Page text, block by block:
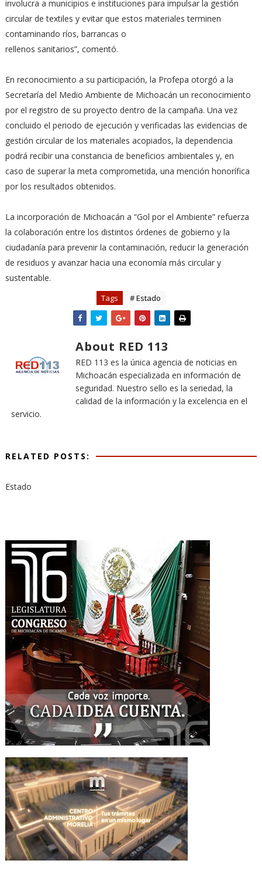
involucra a municipios e instituciones para impulsar la gestión
circular de textiles y evitar que estos materiales terminen
contaminando ríos, barrancas o
rellenos sanitarios”, comentó.
En reconocimiento a su participación, la Profepa otorgó a la
Secretaría del Medio Ambiente de Michoacán un reconocimiento
por el registro de su proyecto dentro de la campaña. Una vez
concluido el periodo de ejecución y verificadas las evidencias de
gestión circular de los materiales acopiados, la dependencia
podrá recibir una constancia de beneficios ambientales y, en
caso de superar la meta comprometida, una mención honorífica
por los resultados obtenidos.
La incorporación de Michoacán a “Gol por el Ambiente” refuerza
la colaboración entre los distintos órdenes de gobierno y la
ciudadanía para prevenir la contaminación, reducir la generación
de residuos y avanzar hacia una economía más circular y
sustentable.
Tags # Estado
About RED 113
RED 113 es la única agencia de noticias en
Michoacán especializada en información de
seguridad. Nuestro sello es la seriedad, la
calidad de la información y la excelencia en el
servicio.
RELATED POSTS:
Estado